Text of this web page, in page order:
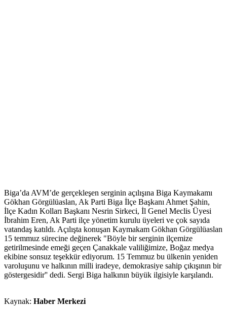
Biga’da AVM’de gerçekleşen serginin açılışına Biga Kaymakamı
Gökhan Görgülüaslan, Ak Parti Biga İlçe Başkanı Ahmet Şahin,
İlçe Kadın Kolları Başkanı Nesrin Sirkeci, İl Genel Meclis Üyesi
İbrahim Eren, Ak Parti ilçe yönetim kurulu üyeleri ve çok sayıda
vatandaş katıldı. Açılışta konuşan Kaymakam Gökhan Görgülüaslan
15 temmuz sürecine değinerek "Böyle bir serginin ilçemize
getirilmesinde emeği geçen Çanakkale valiliğimize, Boğaz medya
ekibine sonsuz teşekkür ediyorum. 15 Temmuz bu ülkenin yeniden
varoluşunu ve halkının milli iradeye, demokrasiye sahip çıkışının bir
göstergesidir'' dedi. Sergi Biga halkının büyük ilgisiyle karşılandı.
Kaynak: Haber Merkezi